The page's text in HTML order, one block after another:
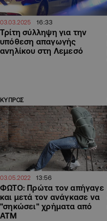
03.03.2025 16:33
Τρίτη σύλληψη για την
υπόθεση απαγωγής
ανηλίκου στη Λεμεσό
ΚΥΠΡΟΣ
03.05.2022 13:56
ΦΩΤΟ: Πρώτα τον απήγαγε
και μετά τον ανάγκασε να
"σηκώσει" χρήματα από
ΑΤΜ